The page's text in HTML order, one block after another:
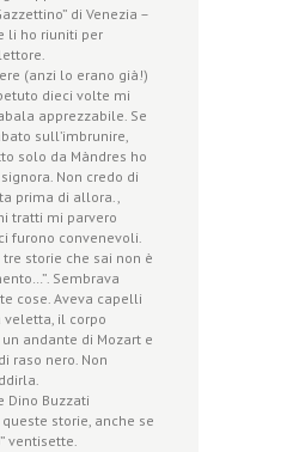
di Venezia –
li ho riuniti per
(anzi lo erano già!)
dieci volte mi
apprezzabile. Se
sull’imbrunire,
solo da Màndres ho
Non credo di
prima di allora.,
tratti mi parvero
furono convenevoli.
tre storie che sai non è
Sembrava
cose. Aveva capelli
il corpo
andante di Mozart e
raso nero. Non
Dino Buzzati
storie, anche se
ventisette.